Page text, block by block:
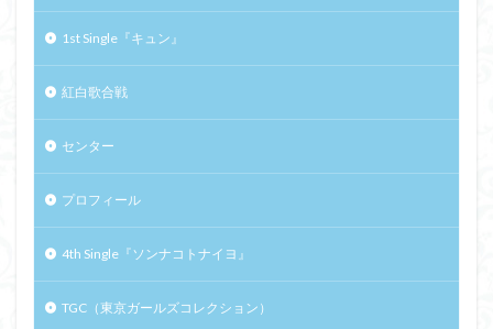
1st Single『キュン』
紅白歌合戦
センター
プロフィール
4th Single『ソンナコトナイヨ』
TGC（東京ガールズコレクション）